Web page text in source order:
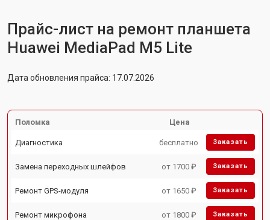
Прайс-лист на ремонт планшета
Huawei MediaPad M5 Lite
Дата обновления прайса: 17.07.2026
Поломка Цена
Диагностика бесплатно Заказать
Замена переходных шлейфов от 1700 ₽ Заказать
Ремонт GPS-модуля от 1650 ₽ Заказать
Ремонт микрофона от 1800 ₽ Заказать